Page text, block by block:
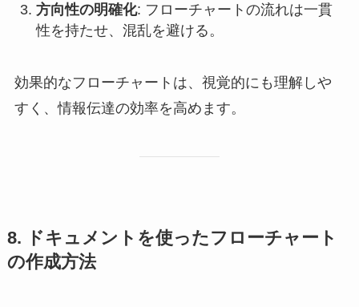
方向性の明確化: フローチャートの流れは一貫
性を持たせ、混乱を避ける。
効果的なフローチャートは、視覚的にも理解しや
すく、情報伝達の効率を高めます。
8. ドキュメントを使ったフローチャート
の作成方法